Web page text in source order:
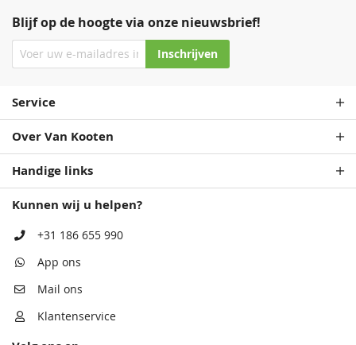
Blijf op de hoogte via onze nieuwsbrief!
Inschrijven
Service
Over Van Kooten
Handige links
Kunnen wij u helpen?
+31 186 655 990
App ons
Mail ons
Klantenservice